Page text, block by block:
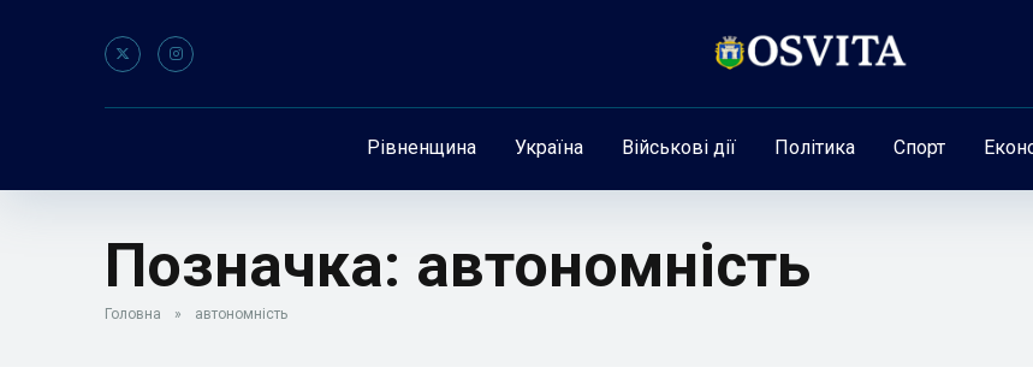
Рівненщина Україна Військові дії Політика Спорт
Позначка: автономність
Головна » автономність